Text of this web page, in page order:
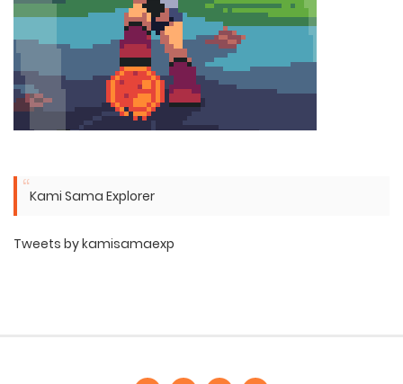
Kami Sama Explorer
Tweets by kamisamaexp